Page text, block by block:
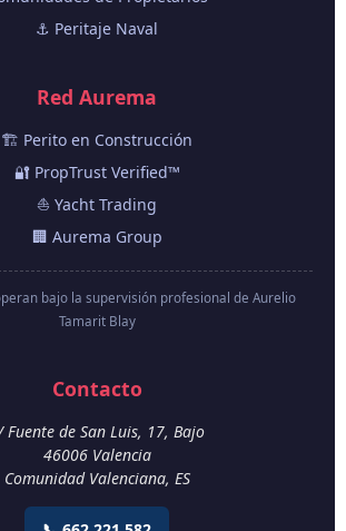
⚓ Peritaje Naval
Red Aurema
🏗️ Perito en Construcción
🔐 PropTrust Verified™
⛵ Yacht Trading
🏢 Aurema Group
bajo la supervisión profesional de Aurelio
Tamarit Blay
Contacto
Fuente de San Luis, 17, Bajo
46006 Valencia
Comunidad Valenciana, ES